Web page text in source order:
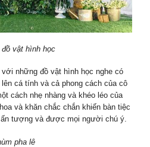
vật hình học
những đồ vật hình học nghe có
cá tính và cả phong cách của cô
cách nhẹ nhàng và khéo léo của
và khăn chắc chắn khiến bàn tiệc
tượng và được mọi người chú ý.
pha lê